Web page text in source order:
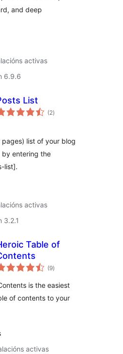
and deep
activas
6.9.6
List
(2valoracións
totais
)
list of your blog
by entering the
list].
activas
3.2.1
Table of
(9valoracións
totais
)
is the easiest
of contents to your
activas